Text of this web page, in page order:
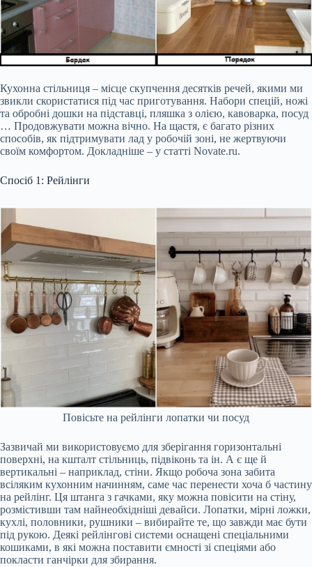
Кухонна стільниця – місце скупчення десятків речей, якими ми
звикли скористатися під час приготування. Набори спецій, ножі
та обробні дошки на підставці, пляшка з олією, кавоварка, посуд
… Продовжувати можна вічно. На щастя, є багато різних
способів, як підтримувати лад у робочій зоні, не жертвуючи
своїм комфортом. Докладніше – у статті Novate.ru.
Спосіб 1: Рейлінги
Повісьте на рейлінги лопатки чи посуд
Зазвичай ми використовуємо для зберігання горизонтальні
поверхні, на кшталт стільниць, підвіконь та ін. А є ще й
вертикальні – наприклад, стіни. Якщо робоча зона забита
всіляким кухонним начинням, саме час перенести хоча б частину
на рейлінг. Ця штанга з гачками, яку можна повісити на стіну,
розмістивши там найнеобхідніші девайси. Лопатки, мірні ложки,
кухлі, половники, рушники – вибирайте те, що завжди має бути
під рукою. Деякі рейлінгові системи оснащені спеціальними
кошиками, в які можна поставити ємності зі спеціями або
покласти ганчірки для збирання.